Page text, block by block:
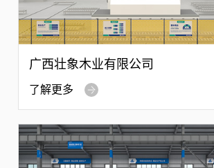
广西壮象木业有限公司
了解更多